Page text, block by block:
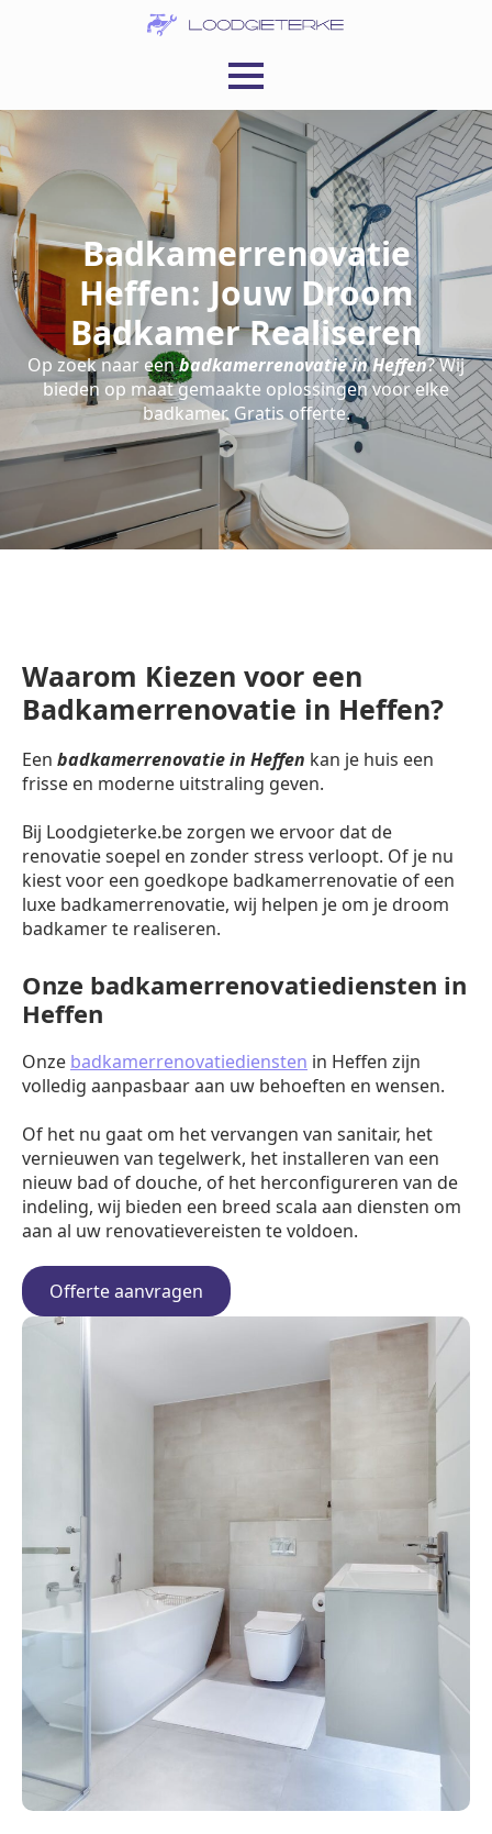
Badkamerrenovatie
Heffen: Jouw Droom
Badkamer Realiseren
Op zoek naar eenbadkamerrenovatie in Heffen? Wij
bieden op maat gemaakte oplossingen voor elke
badkamer. Gratis offerte.
Waarom Kiezen voor een
Badkamerrenovatie in Heffen?
Een badkamerrenovatie in Heffen kan je huis een
frisse en moderne uitstraling geven.
Bij Loodgieterke.be zorgen we ervoor dat de
renovatie soepel en zonder stress verloopt. Of je nu
kiest voor een goedkope badkamerrenovatie of een
luxe badkamerrenovatie, wij helpen je om je droom
badkamer te realiseren.
Onze badkamerrenovatiediensten in
Heffen
Onze badkamerrenovatiediensten in Heffen zijn
volledig aanpasbaar aan uw behoeften en wensen.
Of het nu gaat om het vervangen van sanitair, het
vernieuwen van tegelwerk, het installeren van een
nieuw bad of douche, of het herconfigureren van de
indeling, wij bieden een breed scala aan diensten om
aan al uw renovatievereisten te voldoen.
Offerte aanvragen